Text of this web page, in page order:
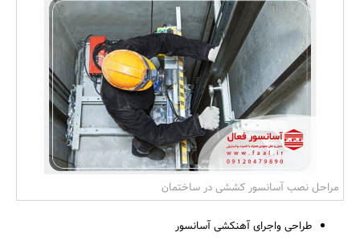
بانک، بیمه و سرمایه
مسکن و ساختمان
مراحل نصب آسانسور کششی در ساختمان
طراحی واجرای آهنکشی آسانسور